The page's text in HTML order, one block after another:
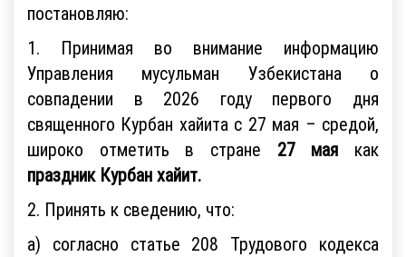
постановляю:
1. Принимая во внимание информацию
Управления мусульман Узбекистана о
совпадении в 2026 году первого дня
священного Курбан хайита с 27 мая – средой,
широко отметить в стране 27 мая как
праздник Курбан хайит.
2. Принять к сведению, что:
a) согласно статье 208 Трудового кодекса